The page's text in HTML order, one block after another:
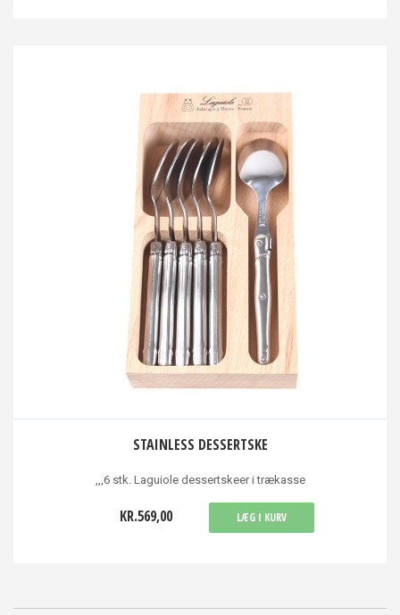
STAINLESS DESSERTSKE
,,,6 stk. Laguiole dessertskeer i trækasse
KR.569,00 LÆG I KURV